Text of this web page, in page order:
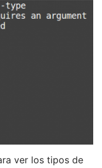
ver los tipos de